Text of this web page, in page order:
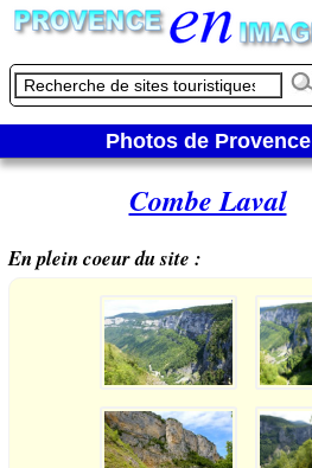
Photos de Provence
Combe Laval
En plein coeur du site :